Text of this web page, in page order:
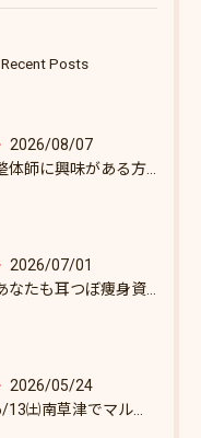
Recent Posts
2026/08/07
2026/07/01
2026/05/24